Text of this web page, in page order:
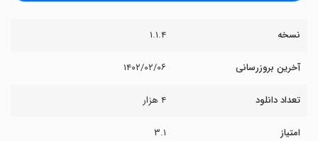
نسخه ۱.۱.۴
آخرین بروزرسانی ۱۴۰۲/۰۲/۰۶
تعداد دانلود ۴ هزار
امتیاز ۳.۱